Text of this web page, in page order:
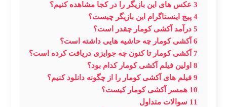
3 عکس های این بازیگر را در کجا مشاهده کنیم؟
4 پیج اینستاگرام این بازیگر چیست؟
5 درآمد آکشی کومار چقدر است؟
6 آکشی‌ کومار چه حاشیه هایی داشته است؟
7 آکشی کومار تا کنون چه جوایزی دریافت کرده است؟
8 اولین فیلم آکشی کومار کدام بود؟
9 فیلم های آکشی‌ کومار را از چگونه دانلود کنیم؟
10 همسر آکشی کومار کیست؟
11 سوالات متداول